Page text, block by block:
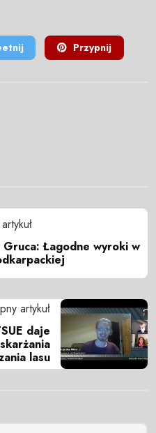
Przypnij
Gruca: Łagodne wyroki w
artykuł
daje
lasu